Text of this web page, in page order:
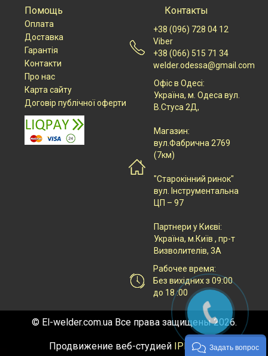
Помощь
Оплата
Доставка
Гарантія
Контакти
Про нас
Карта сайту
Договір публічної оферти
Контакты
+38 (096) 728 04 12
Viber
+38 (066) 515 71 34
welder.odessa@gmail.com
Офіс в Одесі:
Українa, м. Одеса вул.
В.Стуса 2Д,
Магазин:
вул.Фабрична 2769
(7км)
"Старокінний ринок"
вул. Інструментальна
ЦП – 97
Партнери у Києві:
Українa, м.Київ , пр-т
Визволителів, 3А
Рабочее время:
Без вихідних з 09:00
до 18 :00
© El-welder.com.ua Все права защищены 2026.
Продвижение веб-студией IPM GroupЗадать вопрос